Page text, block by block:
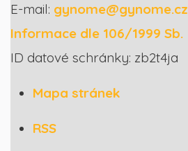
E-mail: gynome@gynome.cz
Informace dle 106/1999 Sb.
ID datové schránky: zb2t4ja
Mapa stránek
RSS